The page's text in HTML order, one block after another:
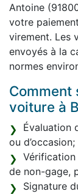
Antoine
votre
virement. Les
envoyés à la
normes
Comment
voiture à
Évaluation
ou d’occasion;
de non-gage,
Signature